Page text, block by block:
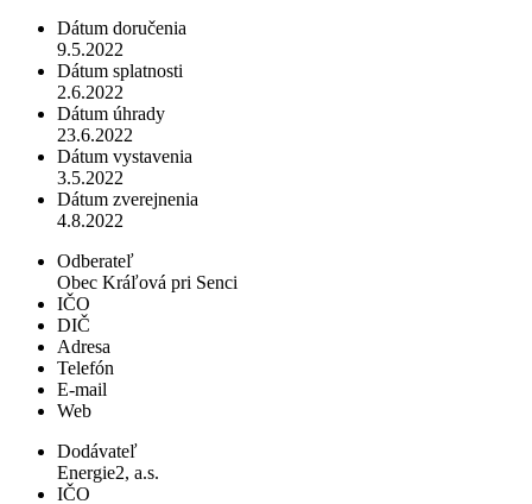
Dátum doručenia
9.5.2022
Dátum splatnosti
2.6.2022
Dátum úhrady
23.6.2022
Dátum vystavenia
3.5.2022
Dátum zverejnenia
4.8.2022
Odberateľ
Obec Kráľová pri Senci
IČO
DIČ
Adresa
Telefón
E-mail
Web
Dodávateľ
Energie2, a.s.
IČO